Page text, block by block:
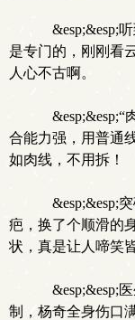
&esp;&esp;
是专门的，刚刚看
人心不古啊。
&esp;&esp;“
合能力强，用普通
如肉线，不用拆！
&esp;&esp;
疤，换了个顺滑的
状，真是让人啼笑
&esp;&esp;
制，杨奇全身伤口